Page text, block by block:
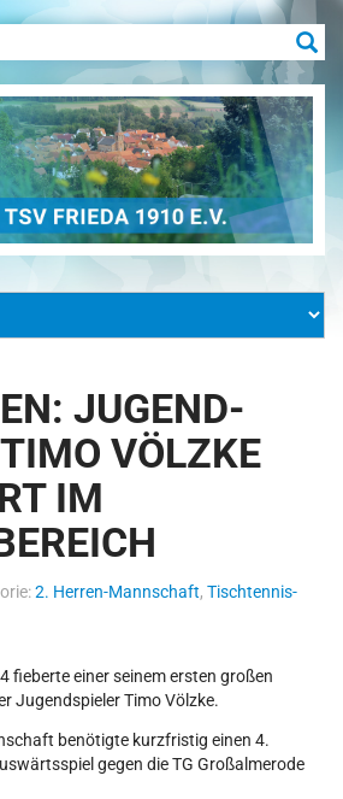
JUGEND-
VÖLZKE
IM
2. Herren-Mannschaft, Tischtennis-
fieberte einer seinem ersten großen
Jugendspieler Timo Völzke.
benötigte kurzfristig einen 4.
gegen die TG Großalmerode